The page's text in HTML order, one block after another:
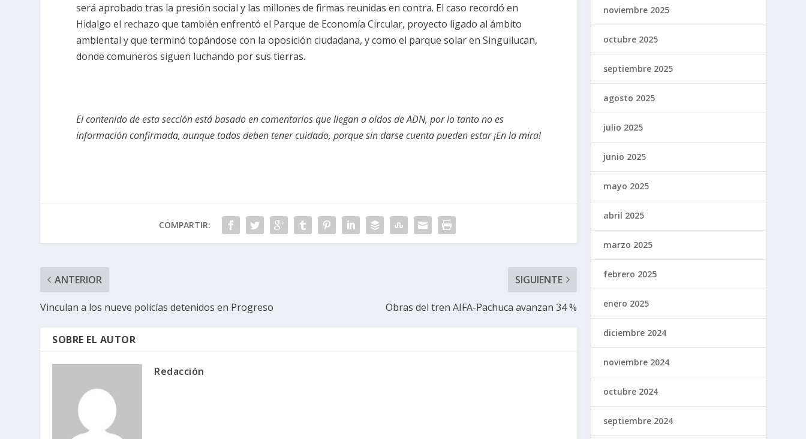
será aprobado tras la presión social y las millones de firmas reunidas en contra. El caso recordó en
Hidalgo el rechazo que también enfrentó el Parque de Economía Circular, proyecto ligado al ámbito
ambiental y que terminó topándose con la oposición ciudadana, y como el parque solar en Singuilucan,
donde comuneros siguen luchando por sus tierras.
El contenido de esta sección está basado en comentarios que llegan a oídos de ADN, por lo tanto no es
información confirmada, aunque todos deben tener cuidado, porque sin darse cuenta pueden estar ¡En la mira!
COMPARTIR:
ANTERIOR
Vinculan a los nueve policías detenidos en Progreso
SIGUIENTE
Obras del tren AIFA-Pachuca avanzan 34 %
SOBRE EL AUTOR
Redacción
noviembre 2025
octubre 2025
septiembre 2025
agosto 2025
julio 2025
junio 2025
mayo 2025
abril 2025
marzo 2025
febrero 2025
enero 2025
diciembre 2024
noviembre 2024
octubre 2024
septiembre 2024